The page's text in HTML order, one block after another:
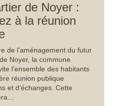
de Noyer :
à la réunion
de l’aménagement du futur
Noyer, la commune
l’ensemble des habitants
réunion publique
et d’échanges. Cette